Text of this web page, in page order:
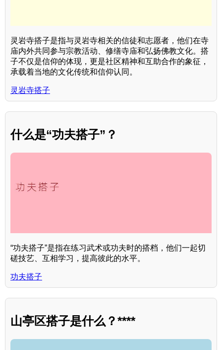
灵岩寺搭子是指与灵岩寺相关的信徒和志愿者，他们在寺
庙内外共同参与宗教活动、修缮寺庙和弘扬佛教文化。搭
子不仅是信仰的体现，更是社区精神和互助合作的象征，
承载着当地的文化传统和信仰认同。
灵岩寺搭子
什么是“功夫搭子”？
“功夫搭子”是指在练习武术或功夫时的搭档，他们一起切
磋技艺、互相学习，提高彼此的水平。
功夫搭子
山亭区搭子是什么？****